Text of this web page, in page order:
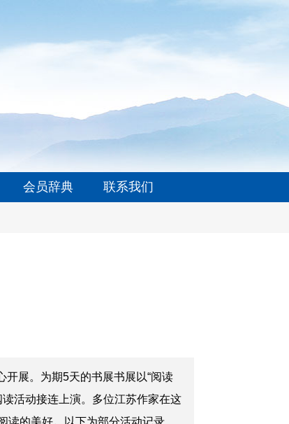
会员辞典 联系我们
展。为期5天的书展书展以“阅读
活动接连上演。多位江苏作家在这
读的美好。以下为部分活动记录